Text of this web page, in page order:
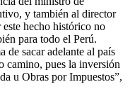
y también al director
hecho histórico no
para todo el Perú.
de sacar adelante al país
camino, pues la inversión
u Obras por Impuestos”,